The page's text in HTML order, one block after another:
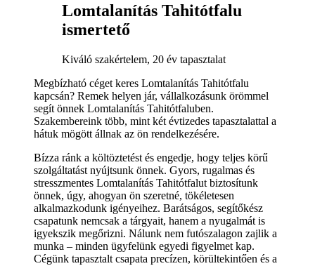
Lomtalanítás Tahitótfalu
ismertető
Kiváló szakértelem, 20 év tapasztalat
Megbízható céget keres Lomtalanítás Tahitótfalu
kapcsán? Remek helyen jár, vállalkozásunk örömmel
segít önnek Lomtalanítás Tahitótfaluben.
Szakembereink több, mint két évtizedes tapasztalattal a
hátuk mögött állnak az ön rendelkezésére.
Bízza ránk a költöztetést és engedje, hogy teljes körű
szolgáltatást nyújtsunk önnek. Gyors, rugalmas és
stresszmentes Lomtalanítás Tahitótfalut biztosítunk
önnek, úgy, ahogyan ön szeretné, tökéletesen
alkalmazkodunk igényeihez. Barátságos, segítőkész
csapatunk nemcsak a tárgyait, hanem a nyugalmát is
igyekszik megőrizni. Nálunk nem futószalagon zajlik a
munka – minden ügyfelünk egyedi figyelmet kap.
Cégünk tapasztalt csapata precízen, körültekintően és a